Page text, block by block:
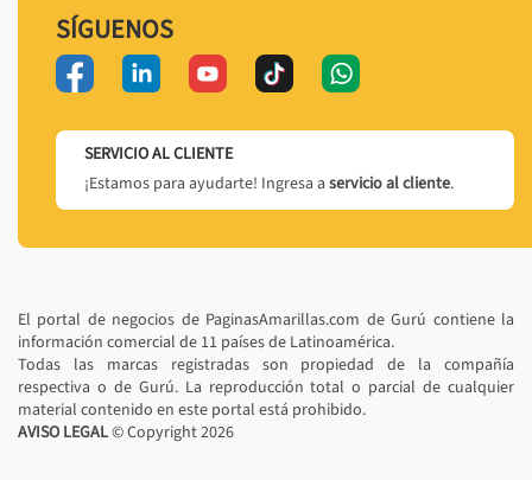
SÍGUENOS
SERVICIO AL CLIENTE
¡Estamos para ayudarte! Ingresa a servicio al cliente.
El portal de negocios de PaginasAmarillas.com de Gurú contiene la
información comercial de 11 países de Latinoamérica.
Todas las marcas registradas son propiedad de la compañía
respectiva o de Gurú. La reproducción total o parcial de cualquier
material contenido en este portal está prohibido.
AVISO LEGAL© Copyright2026